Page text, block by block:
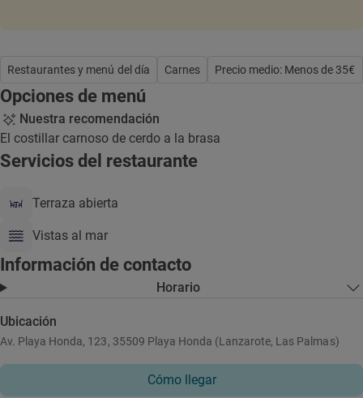
Restaurantes y menú del día Carnes Precio medio: Menos de 35€
Opciones de menú
Nuestra recomendación
El costillar carnoso de cerdo a la brasa
Servicios del restaurante
Terraza abierta
Vistas al mar
Información de contacto
Horario
Ubicación
Av. Playa Honda, 123, 35509 Playa Honda (Lanzarote, Las Palmas)
Cómo llegar